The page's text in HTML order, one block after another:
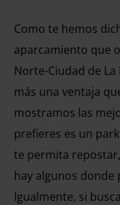
Como te hemos
aparcamiento que
Norte-Ciudad de
más una ventaja
mostramos las
prefieres es un
te permita
hay algunos donde
Igualmente, si